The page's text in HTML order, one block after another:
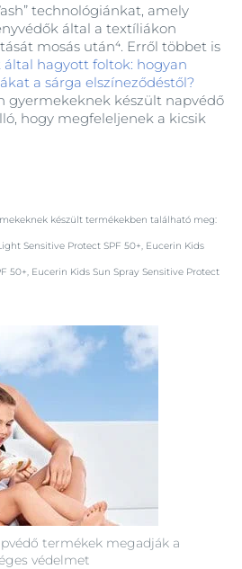
termékek megadják a
védelmet
technológiánkat, amely
által a textíliákon
mosás után⁴. Erről többet is
által hagyott foltok: hogyan
a sárga elszíneződéstől?
gyermekeknek készült napvédő
hogy megfeleljenek a kicsik
készült termékekben található meg:
Sensitive Protect SPF 50+, Eucerin Kids
50+, Eucerin Kids Sun Spray Sensitive Protect